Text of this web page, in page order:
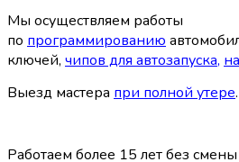
Мы осуществляем работы
по программированию
ключей, чипов для автозапуска,
Выезд мастера при полной утере.
Работаем более 15 лет без